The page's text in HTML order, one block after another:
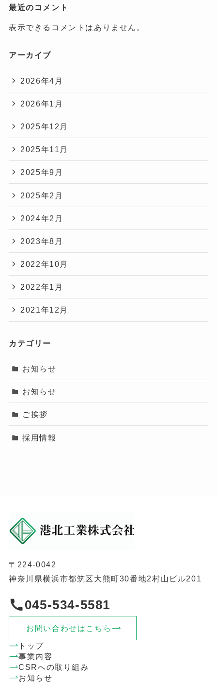
最近のコメント
表示できるコメントはありません。
アーカイブ
2026年4月
2026年1月
2025年12月
2025年11月
2025年9月
2025年2月
2024年2月
2023年8月
2022年10月
2022年1月
2021年12月
カテゴリー
お知らせ
お知らせ
ご挨拶
採用情報
〒224-0042
神奈川県横浜市都筑区大熊町30番地2村山ビル201
045-534-5581
お問い合わせはこちら
トップ
事業内容
CSRへの取り組み
お知らせ